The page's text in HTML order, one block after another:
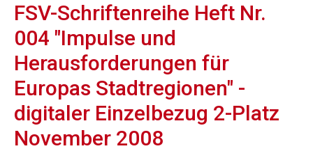
FSV-Schriftenreihe Heft Nr.
004 "Impulse und
Herausforderungen für
Europas Stadtregionen" -
digitaler Einzelbezug 2-Platz
November 2008